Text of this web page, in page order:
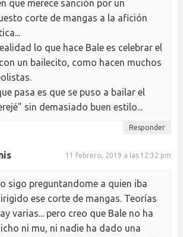
que merece sanción por un
corte de mangas a la afición
lo que hace Bale es celebrar el
un bailecito, como hacen muchos
pasa es que se puso a bailar el
sin demasiado buen estilo...
Responder
11 febrero, 2019 a las 12:32 pm
sigo preguntandome a quien iba
ese corte de mangas. Teorías
varias... pero creo que Bale no ha
ni mu, ni nadie ha dado una